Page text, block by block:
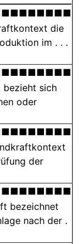
die
im . . .
bezieht sich
oder
der
■■■■■■■■
bezeichnet
nach der .